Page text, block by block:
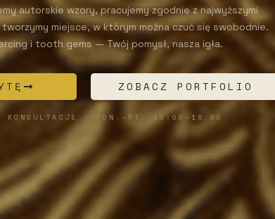
autorskie wzory, pracujemy zgodnie z najwyższymi
miejsce, w którym można czuć się swobodnie.
i tooth gems — Twój pomysł, nasza igła.
ZOBACZ PORTFOLIO
KONSULTACJE · PON.–PT. 10:00–18:00